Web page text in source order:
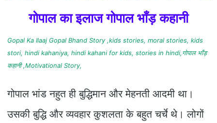
गोपाल का इलाज गोपाल भाँड़ कहानी
Gopal Ka Ilaaj Gopal Bhand Story ,kids stories, moral stories, kids
stori, hindi kahaniya, hindi kahani for kids, stories in hindi,गोपाल भाँड़
कहानी ,Motivational Story,
गोपाल भांड नहुत ही बुद्धिमान और मेहनती आदमी था।
उसकी बुद्धि और व्यवहार कुशलता के बहुत चर्चे थे। लोगों